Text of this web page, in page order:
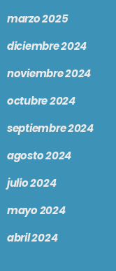
marzo 2025
diciembre 2024
noviembre 2024
octubre 2024
septiembre 2024
agosto 2024
julio 2024
mayo 2024
abril 2024